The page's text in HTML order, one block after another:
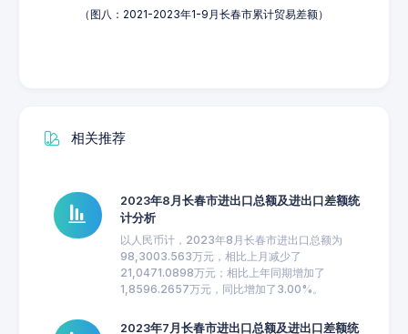
（图八：2021-2023年1-9月长春市累计贸易差额）
相关推荐
2023年8月长春市进出口总额及进出口差额统
计分析
以人民币计，2023年8月长春市进出口总额为
98,3003.563万元，相比上月减少了
21,0471.0898万元；相比上年同期增加了
1,8596.2657万元，同比增加了3.00%。
2023年7月长春市进出口总额及进出口差额统